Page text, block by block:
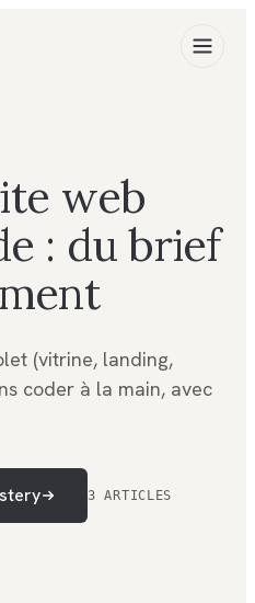
web
: du brief
(vitrine, landing,
coder à la main, avec
3 ARTICLES